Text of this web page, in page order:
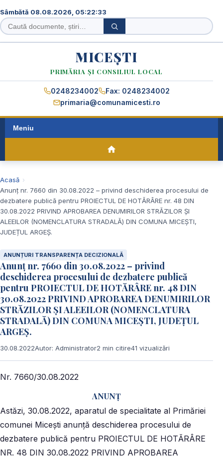
Sâmbătă 08.08.2026, 05:22:33
Caută
în
Caută
MICEȘTI
PRIMĂRIA ȘI CONSILIUL LOCAL
0248234002
Fax: 0248234002
primaria@comunamicesti.ro
Meniu
Acasă
Anunț nr. 7660 din 30.08.2022 – privind deschiderea procesului de
dezbatere publică pentru PROIECTUL DE HOTĂRÂRE nr. 48 DIN
30.08.2022 PRIVIND APROBAREA DENUMIRILOR STRĂZILOR ŞI
ALEEILOR (NOMENCLATURA STRADALĂ) DIN COMUNA MICEȘTI,
JUDEȚUL ARGEȘ.
ANUNȚURI TRANSPARENȚA DECIZIONALĂ
Anunț nr. 7660 din 30.08.2022 – privind
deschiderea procesului de dezbatere publică
pentru PROIECTUL DE HOTĂRÂRE nr. 48 DIN
30.08.2022 PRIVIND APROBAREA DENUMIRILOR
STRĂZILOR ŞI ALEEILOR (NOMENCLATURA
STRADALĂ) DIN COMUNA MICEȘTI, JUDEȚUL
ARGEȘ.
30.08.2022Autor: Administrator2 min citire41 vizualizări
Nr. 7660/30.08.2022
ANUNŢ
Astăzi, 30.08.2022, aparatul de specialitate al Primăriei
comunei Miceşti anunţă deschiderea procesului de
dezbatere publică pentru PROIECTUL DE HOTĂRÂRE
NR. 48 DIN 30.08.2022 PRIVIND APROBAREA